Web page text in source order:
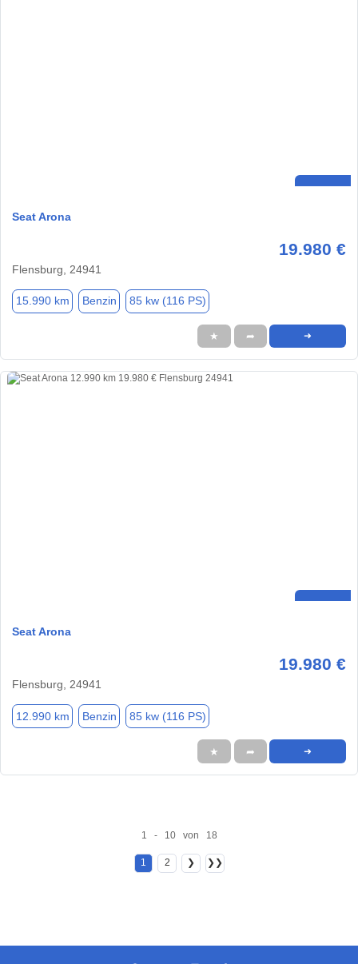
Seat Arona
19.980 €
Flensburg, 24941
15.990 km Benzin 85 kw (116 PS)
★ ➦ ➜
Seat Arona
19.980 €
Flensburg, 24941
12.990 km Benzin 85 kw (116 PS)
★ ➦ ➜
1 - 10 von 18
1 2 ❯ ❯❯